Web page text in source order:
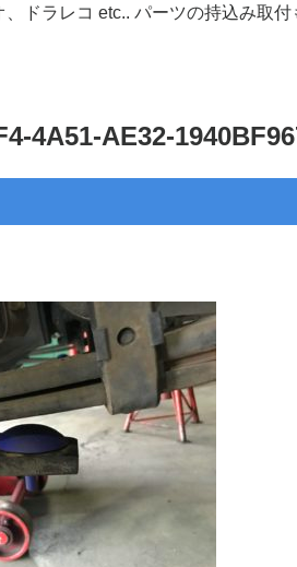
ドラレコ etc.. パーツの持込み取付
4A51-AE32-